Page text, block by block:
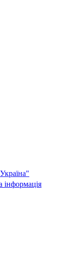
інформація